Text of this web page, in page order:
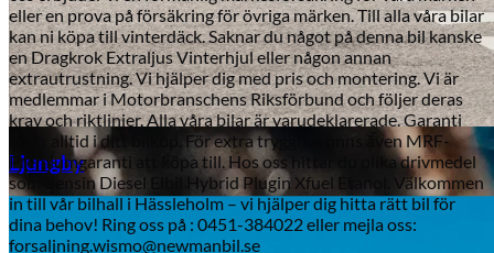
Aixiam
Ljungby
eller en prova på försäkring för övriga märken. Till alla våra bilar
kan ni köpa till vinterdäck. Saknar du något på denna bil kanske
en Dragkrok Extraljus Vinterhjul eller någon annan
extrautrustning. Vi hjälper dig med pris och montering. Vi är
medlemmar i Motorbranschens Riksförbund och följer deras
krav och riktlinjer. Alla våra bilar är varudeklarerade. Garanti
ingår alltid i ditt bilköp. För extra trygghet finns även MRF-
Premiumgaranti att köpa till. Hos oss hittar du olika drivmedel
som Bensin Diesel Elbil Hybrid Plugin Xfuel Etanol. Välkommen
in till vår bilhall i Hässleholm – vi hjälper dig hitta rätt bil för
dina behov! Ring oss på : 0451-384022 eller mejla oss:
forsaljning.wismo@newmanbil.se